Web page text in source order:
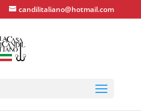
candilitaliano@hotmail.com